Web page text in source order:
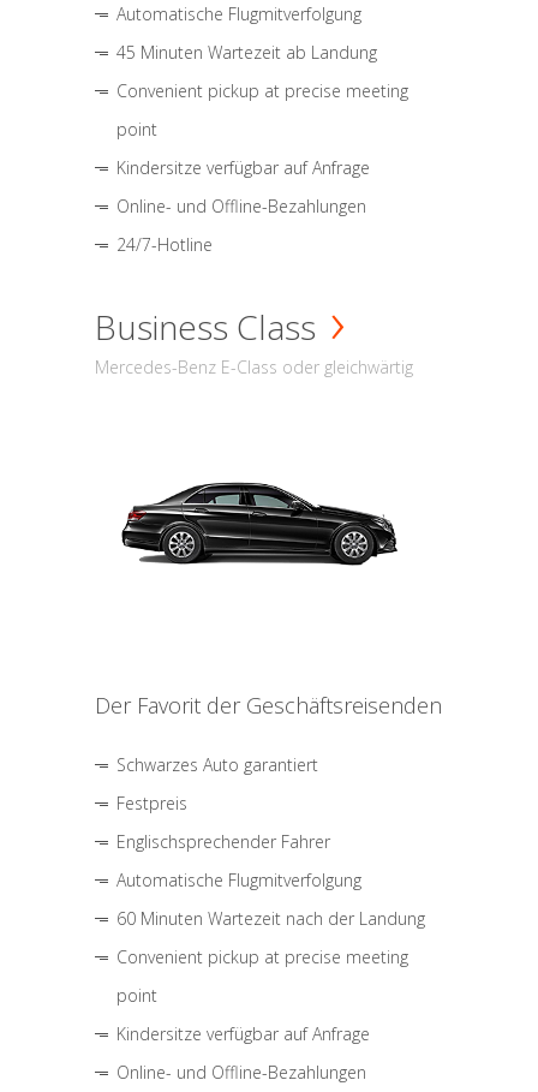
Automatische Flugmitverfolgung
45 Minuten Wartezeit ab Landung
Convenient pickup at precise meeting
point
Kindersitze verfügbar auf Anfrage
Online- und Offline-Bezahlungen
24/7-Hotline
Business Class
Mercedes-Benz E-Class oder gleichwärtig
Der Favorit der Geschäftsreisenden
Schwarzes Auto garantiert
Festpreis
Englischsprechender Fahrer
Automatische Flugmitverfolgung
60 Minuten Wartezeit nach der Landung
Convenient pickup at precise meeting
point
Kindersitze verfügbar auf Anfrage
Online- und Offline-Bezahlungen